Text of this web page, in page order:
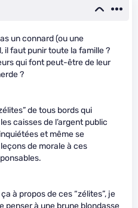
un connard (ou une
il faut punir toute la famille ?
qui font peut-être de leur
?
de tous bords qui
caisses de l’argent public
et même se
de morale à ces
à propos de ces “zélites”, je